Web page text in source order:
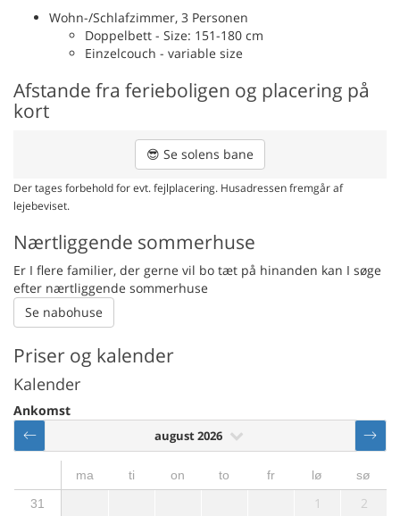
Wohn-/Schlafzimmer, 3 Personen
Doppelbett - Size: 151-180 cm
Einzelcouch - variable size
Afstande fra ferieboligen og placering på
kort
😎 Se solens bane
Der tages forbehold for evt. fejlplacering. Husadressen fremgår af
lejebeviset.
Nærtliggende sommerhuse
Er I flere familier, der gerne vil bo tæt på hinanden kan I søge
efter nærtliggende sommerhuse
Se nabohuse
Priser og kalender
Kalender
Ankomst
august 2026
ma ti on to fr lø
sø
31
1 2